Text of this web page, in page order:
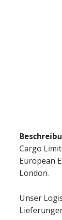
Cargo
European
London.
Unser